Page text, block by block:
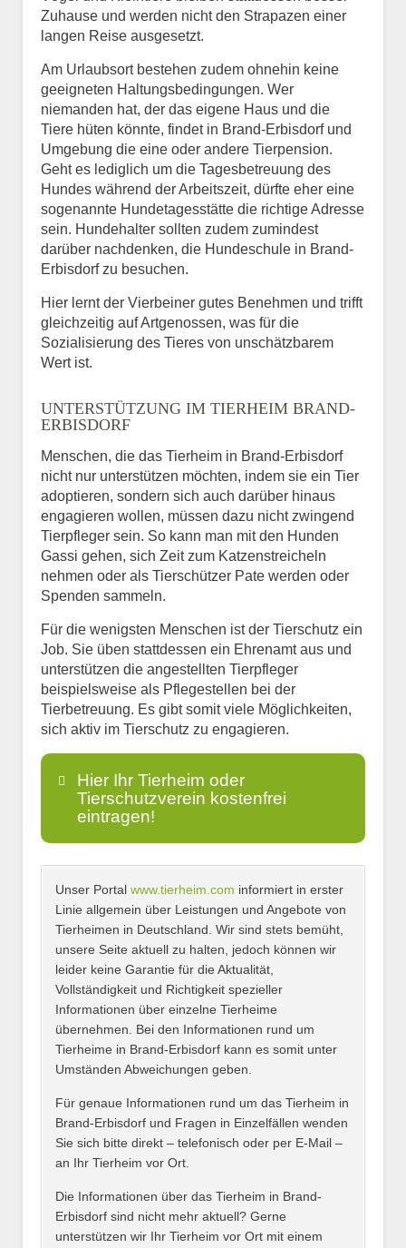
Zuhause und werden nicht den Strapazen einer
langen Reise ausgesetzt.
Am Urlaubsort bestehen zudem ohnehin keine
geeigneten Haltungsbedingungen. Wer
niemanden hat, der das eigene Haus und die
Tiere hüten könnte, findet in Brand-Erbisdorf und
Umgebung die eine oder andere Tierpension.
Geht es lediglich um die Tagesbetreuung des
Hundes während der Arbeitszeit, dürfte eher eine
sogenannte Hundetagesstätte die richtige Adresse
sein. Hundehalter sollten zudem zumindest
darüber nachdenken, die Hundeschule in Brand-
Erbisdorf zu besuchen.
Hier lernt der Vierbeiner gutes Benehmen und trifft
gleichzeitig auf Artgenossen, was für die
Sozialisierung des Tieres von unschätzbarem
Wert ist.
UNTERSTÜTZUNG IM TIERHEIM BRAND-
ERBISDORF
Menschen, die das Tierheim in Brand-Erbisdorf
nicht nur unterstützen möchten, indem sie ein Tier
adoptieren, sondern sich auch darüber hinaus
engagieren wollen, müssen dazu nicht zwingend
Tierpfleger sein. So kann man mit den Hunden
Gassi gehen, sich Zeit zum Katzenstreicheln
nehmen oder als Tierschützer Pate werden oder
Spenden sammeln.
Für die wenigsten Menschen ist der Tierschutz ein
Job. Sie üben stattdessen ein Ehrenamt aus und
unterstützen die angestellten Tierpfleger
beispielsweise als Pflegestellen bei der
Tierbetreuung. Es gibt somit viele Möglichkeiten,
sich aktiv im Tierschutz zu engagieren.
Hier Ihr Tierheim oder
Tierschutzverein kostenfrei
eintragen!
Name*
E-Mail*
Name des Tierheims*
Unser Portal www.tierheim.com informiert in erster
Linie allgemein über Leistungen und Angebote von
Tierheimen in Deutschland. Wir sind stets bemüht,
unsere Seite aktuell zu halten, jedoch können wir
leider keine Garantie für die Aktualität,
Vollständigkeit und Richtigkeit spezieller
Informationen über einzelne Tierheime
übernehmen. Bei den Informationen rund um
Tierheime in Brand-Erbisdorf kann es somit unter
Umständen Abweichungen geben.
Für genaue Informationen rund um das Tierheim in
Brand-Erbisdorf und Fragen in Einzelfällen wenden
Sie sich bitte direkt – telefonisch oder per E-Mail –
an Ihr Tierheim vor Ort.
Die Informationen über das Tierheim in Brand-
Erbisdorf sind nicht mehr aktuell? Gerne
unterstützen wir Ihr Tierheim vor Ort mit einem